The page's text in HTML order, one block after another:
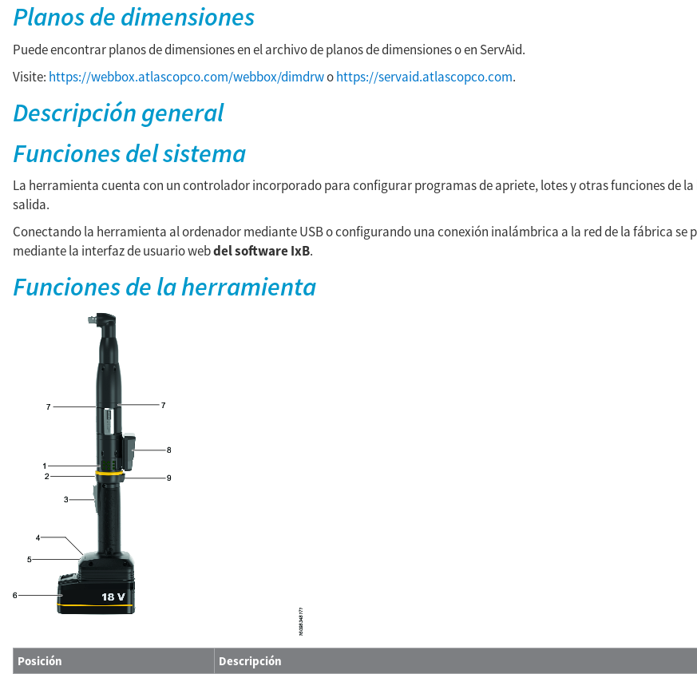
Planos de dimensiones
Puede encontrar planos de dimensiones en el archivo de planos de dimensiones o en ServAid.
Visite: https://webbox.atlascopco.com/webbox/dimdrwohttps://servaid.atlascopco.com.
Descripción general
Funciones del sistema
La herramienta cuenta con un controlador incorporado para configurar programas de apriete, lotes y otras funciones de
salida.
Conectando la herramienta al ordenador mediante USB o configurando una conexión inalámbrica a la red de la fábrica
mediante la interfaz de usuario webdel software IxB.
Funciones de la herramienta
Posición Descripción